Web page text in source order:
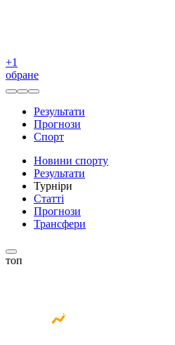
+1
обране
Результати
Прогнози
Спорт
Новини спорту
Результати
Турніри
Статті
Прогнози
Трансфери
топ